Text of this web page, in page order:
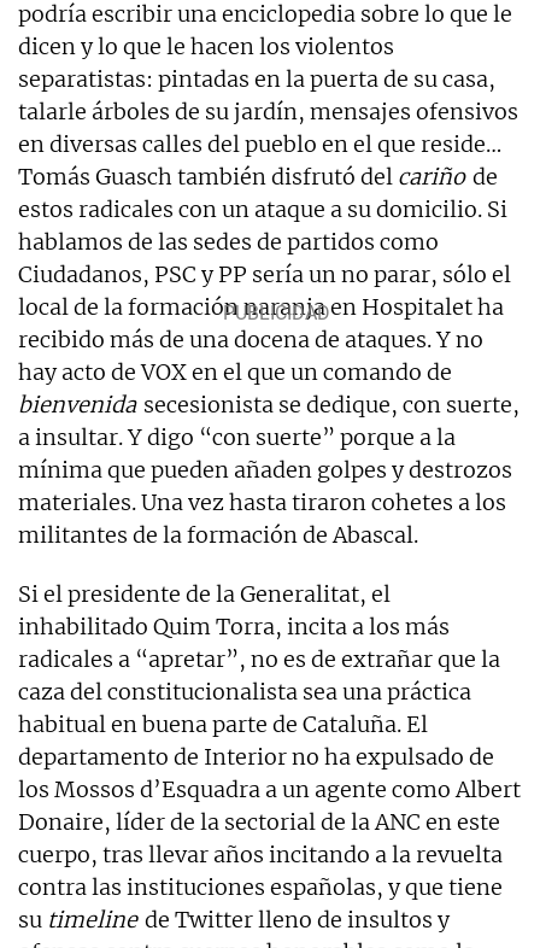
podría escribir una enciclopedia sobre lo que le
dicen y lo que le hacen los violentos
separatistas: pintadas en la puerta de su casa,
talarle árboles de su jardín, mensajes ofensivos
en diversas calles del pueblo en el que reside…
Tomás Guasch también disfrutó del cariño de
estos radicales con un ataque a su domicilio. Si
hablamos de las sedes de partidos como
Ciudadanos, PSC y PP sería un no parar, sólo el
local de la formación naranja en Hospitalet ha
recibido más de una docena de ataques. Y no
hay acto de VOX en el que un comando de
bienvenida secesionista se dedique, con suerte,
a insultar. Y digo “con suerte” porque a la
mínima que pueden añaden golpes y destrozos
materiales. Una vez hasta tiraron cohetes a los
militantes de la formación de Abascal.
Si el presidente de la Generalitat, el
inhabilitado Quim Torra, incita a los más
radicales a “apretar”, no es de extrañar que la
caza del constitucionalista sea una práctica
habitual en buena parte de Cataluña. El
departamento de Interior no ha expulsado de
los Mossos d’Esquadra a un agente como Albert
Donaire, líder de la sectorial de la ANC en este
cuerpo, tras llevar años incitando a la revuelta
contra las instituciones españolas, y que tiene
su timeline de Twitter lleno de insultos y